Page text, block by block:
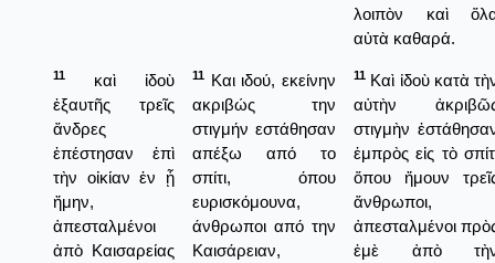
λοιπὸν καὶ
αὐτὰ καθαρά.
11
καὶ ἰδοὺ
ἐξαυτῆς τρεῖς
ἄνδρες
ἐπέστησαν ἐπὶ
τὴν οἰκίαν ἐν ᾗ
ἤμην,
ἀπεσταλμένοι
ἀπὸ Καισαρείας
11 Και ιδού, εκείνην
ακριβώς την
στιγμήν εστάθησαν
απέξω από το
σπίτι, όπου
ευρισκόμουνα,
άνθρωποι από την
Καισάρειαν,
11 Καὶ ἰδοὺ κατὰ
αὐτὴν
στιγμὴν
ἐμπρὸς εἰς τὸ
ὅπου ἤμουν
ἄνθρωποι,
ἀπεσταλμένοι
ἐμὲ ἀπὸ